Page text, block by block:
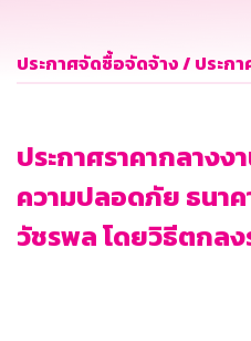
ประกาศจัดซื้อจัดจ้าง / ประกา
ประกาศราคากลาง
ความปลอดภัย ธนา
วัชรพล โดยวิธีตกลง